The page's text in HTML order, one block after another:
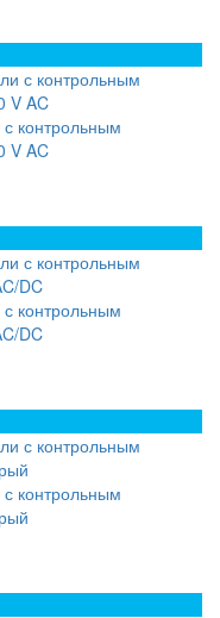
контрольным
V AC
контрольным
DC
контрольным